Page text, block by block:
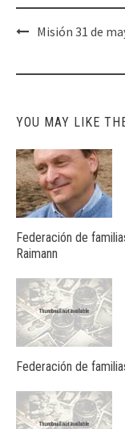
PostMisión 31 de
YOU MAY LIKE
Federación de
Raimann
Federación de